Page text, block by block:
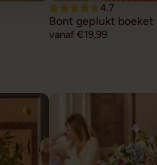
4.7
Bont geplukt boeket
vanaf €19,99